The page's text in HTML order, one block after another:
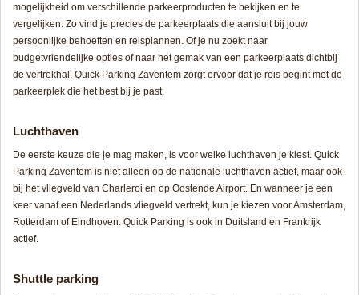
mogelijkheid om verschillende parkeerproducten te bekijken en te
vergelijken. Zo vind je precies de parkeerplaats die aansluit bij jouw
persoonlijke behoeften en reisplannen. Of je nu zoekt naar
budgetvriendelijke opties of naar het gemak van een parkeerplaats dichtbij
de vertrekhal, Quick Parking Zaventem zorgt ervoor dat je reis begint met de
parkeerplek die het best bij je past.
Luchthaven
De eerste keuze die je mag maken, is voor welke luchthaven je kiest. Quick
Parking Zaventem is niet alleen op de nationale luchthaven actief, maar ook
bij het vliegveld van Charleroi en op Oostende Airport. En wanneer je een
keer vanaf een Nederlands vliegveld vertrekt, kun je kiezen voor Amsterdam,
Rotterdam of Eindhoven. Quick Parking is ook in Duitsland en Frankrijk
actief.
Shuttle parking